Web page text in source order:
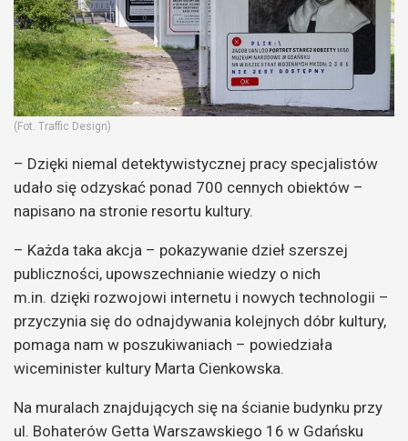
(Fot. Traffic Design)
– Dzięki niemal detektywistycznej pracy specjalistów
udało się odzyskać ponad 700 cennych obiektów –
napisano na stronie resortu kultury.
– Każda taka akcja – pokazywanie dzieł szerszej
publiczności, upowszechnianie wiedzy o nich
m.in. dzięki rozwojowi internetu i nowych technologii –
przyczynia się do odnajdywania kolejnych dóbr kultury,
pomaga nam w poszukiwaniach – powiedziała
wiceminister kultury Marta Cienkowska.
Na muralach znajdujących się na ścianie budynku przy
ul. Bohaterów Getta Warszawskiego 16 w Gdańsku